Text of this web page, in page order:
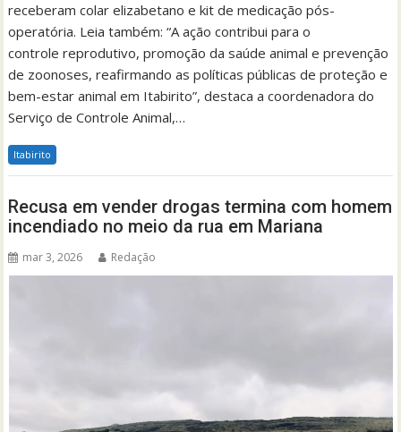
receberam colar elizabetano e kit de medicação pós-
operatória. Leia também: “A ação contribui para o
controle reprodutivo, promoção da saúde animal e prevenção
de zoonoses, reafirmando as políticas públicas de proteção e
bem-estar animal em Itabirito”, destaca a coordenadora do
Serviço de Controle Animal,…
Itabirito
Recusa em vender drogas termina com homem
incendiado no meio da rua em Mariana
mar 3, 2026 Redação